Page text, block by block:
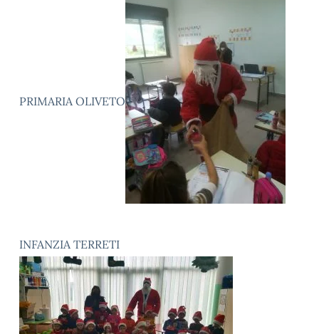
PRIMARIA OLIVETO
INFANZIA TERRETI